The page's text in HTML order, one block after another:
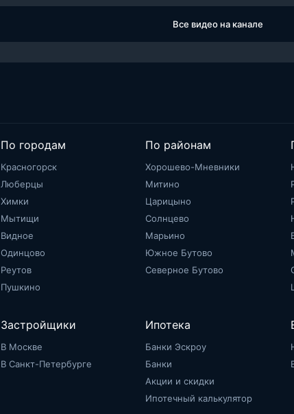
Все видео на канале
По городам
Красногорск
Люберцы
Химки
Мытищи
Видное
Одинцово
Реутов
Пушкино
По районам
Хорошево-Мневники
Митино
Царицыно
Солнцево
Марьино
Южное Бутово
Северное Бутово
Застройщики
В Москве
В Санкт-Петербурге
Ипотека
Банки Эскроу
Банки
Акции и скидки
Ипотечный калькулятор